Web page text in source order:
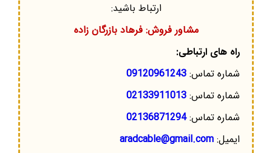
ارتباط باشید:
مشاور فروش: فرهاد بازرگان زاده
راه های ارتباطی:
شماره تماس: 09120961243
شماره تماس: 02133911013
شماره تماس:02136871294
ایمیل: aradcable@gmail.com